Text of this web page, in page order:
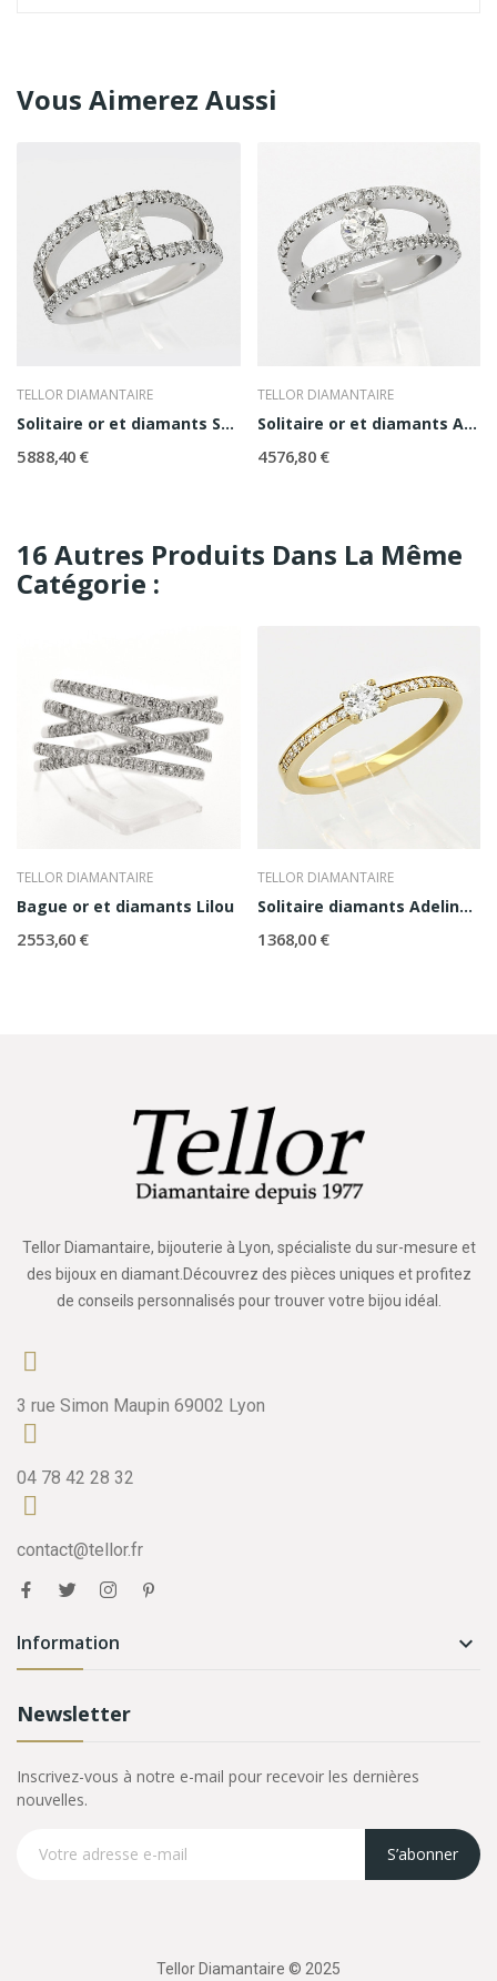
Vous Aimerez Aussi
TELLOR DIAMANTAIRE
Solitaire or et diamants Sarah
5 888,40 €
TELLOR DIAMANTAIRE
Solitaire or et diamants Anaelle
4 576,80 €
16 Autres Produits Dans La Même
Catégorie :
TELLOR DIAMANTAIRE
Bague or et diamants Lilou
2 553,60 €
TELLOR DIAMANTAIRE
Solitaire diamants Adeline 0,20 ct
1 368,00 €
Tellor Diamantaire, bijouterie à Lyon, spécialiste du sur-mesure et
des bijoux en diamant.Découvrez des pièces uniques et profitez
de conseils personnalisés pour trouver votre bijou idéal.
3 rue Simon Maupin 69002 Lyon
04 78 42 28 32
contact@tellor.fr
Information 
Newsletter
Inscrivez-vous à notre e-mail pour recevoir les dernières
nouvelles.
S’abonner
Tellor Diamantaire © 2025